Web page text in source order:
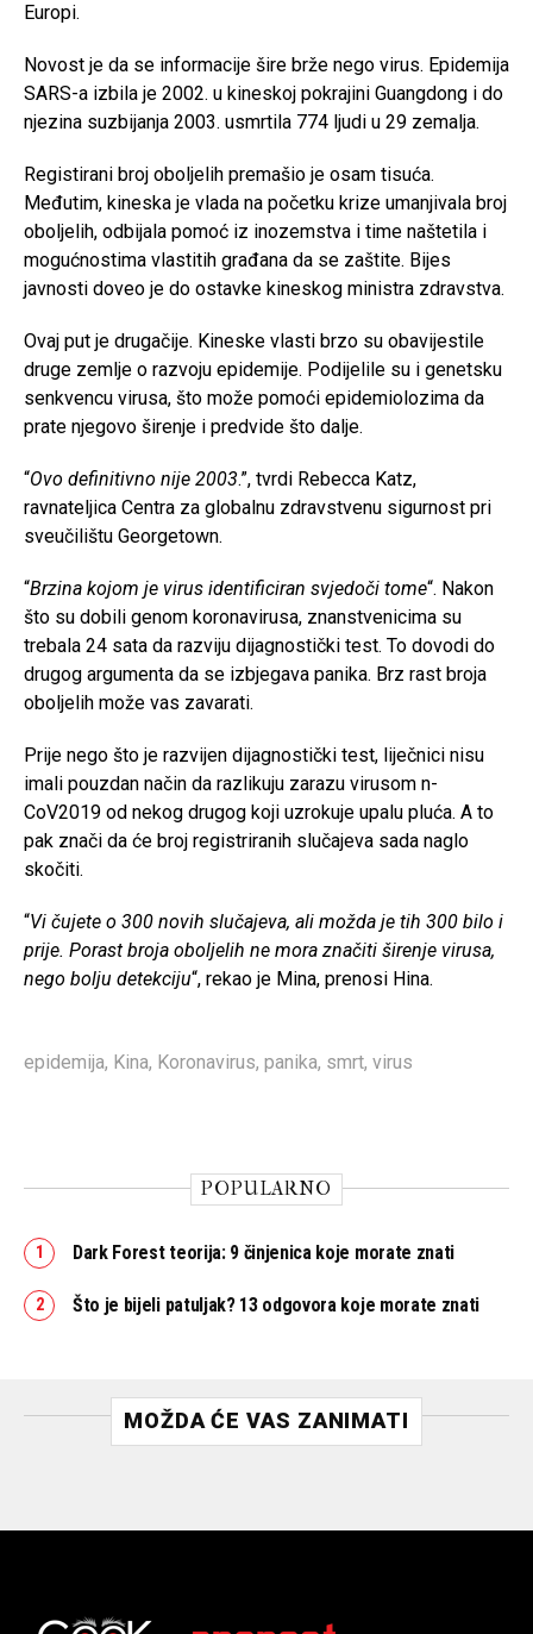
Europi.
Novost je da se informacije šire brže nego virus. Epidemija
SARS-a izbila je 2002. u kineskoj pokrajini Guangdong i do
njezina suzbijanja 2003. usmrtila 774 ljudi u 29 zemalja.
Registirani broj oboljelih premašio je osam tisuća.
Međutim, kineska je vlada na početku krize umanjivala broj
oboljelih, odbijala pomoć iz inozemstva i time naštetila i
mogućnostima vlastitih građana da se zaštite. Bijes
javnosti doveo je do ostavke kineskog ministra zdravstva.
Ovaj put je drugačije. Kineske vlasti brzo su obavijestile
druge zemlje o razvoju epidemije. Podijelile su i genetsku
senkvencu virusa, što može pomoći epidemiolozima da
prate njegovo širenje i predvide što dalje.
“Ovo definitivno nije 2003.”, tvrdi Rebecca Katz,
ravnateljica Centra za globalnu zdravstvenu sigurnost pri
sveučilištu Georgetown.
“Brzina kojom je virus identificiran svjedoči tome“. Nakon
što su dobili genom koronavirusa, znanstvenicima su
trebala 24 sata da razviju dijagnostički test. To dovodi do
drugog argumenta da se izbjegava panika. Brz rast broja
oboljelih može vas zavarati.
Prije nego što je razvijen dijagnostički test, liječnici nisu
imali pouzdan način da razlikuju zarazu virusom n-
CoV2019 od nekog drugog koji uzrokuje upalu pluća. A to
pak znači da će broj registriranih slučajeva sada naglo
skočiti.
“Vi čujete o 300 novih slučajeva, ali možda je tih 300 bilo i
prije. Porast broja oboljelih ne mora značiti širenje virusa,
nego bolju detekciju“, rekao je Mina, prenosi Hina.
epidemija, Kina, Koronavirus, panika, smrt, virus
POPULARNO
Dark Forest teorija: 9 činjenica koje morate znati
Što je bijeli patuljak? 13 odgovora koje morate znati
MOŽDA ĆE VAS ZANIMATI